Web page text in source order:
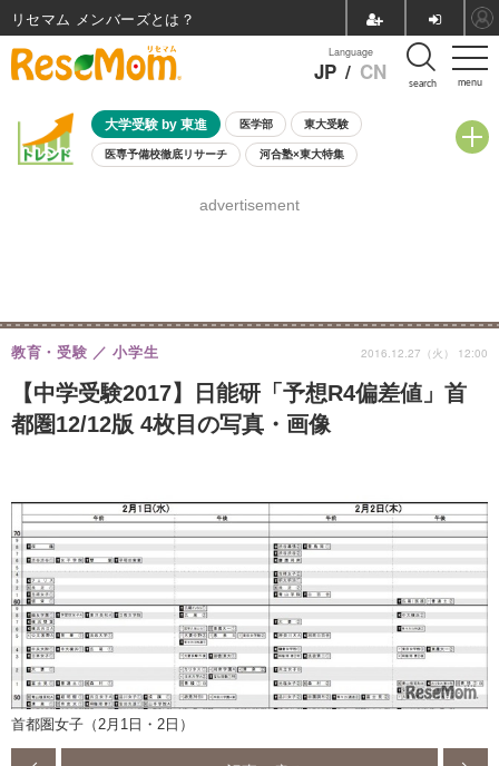
menu
Language
JP / CN search
大学受験 by 東進 医学部 東大受験
医専予備校徹底リサーチ 河合塾×東大特集
8月開催学校説明会・相談会
advertisement
【中学受験2017】日能研「予想R4偏差値」首
都圏12/12版 4枚目の写真・画像
教育・受験 小学生 2016.12.27（火） 12:00
首都圏女子（2月1日・2日）
リセマム メンバーズ